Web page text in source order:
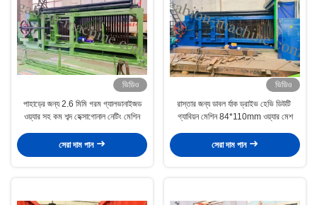
ভিডিও
পাহাড়ের জন্য 2.6 মিমি গরম গ্যালভানাইজড
ওয়্যার সহ কম শব্দ হেক্সাগোনাল নেটিং মেশিন
সেরা দাম পান
ভিডিও
রাস্তার জন্য ডাবল র্যাক ড্রাইভ হেভি ডিউটি ​​
গ্যাবিয়ন মেশিন 84*110mm ওয়্যার মেশ
সেরা দাম পান